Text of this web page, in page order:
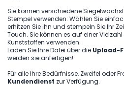
Sie können verschiedene
Stempel verwenden: Wählen Sie
erhitzen Sie ihn und stempeln Sie Ihr
Touch. Sie können es auf einer
Kunststoffen verwenden.
Laden Sie Ihre Datei über die Upload-
werden sie anfertigen!
Für alle Ihre Bedürfnisse, Zweifel oder
Kundendienst zur Verfügung.